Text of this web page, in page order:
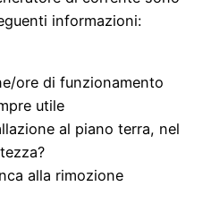
informazioni:
ore di funzionamento
utile
al piano terra, nel
alla rimozione